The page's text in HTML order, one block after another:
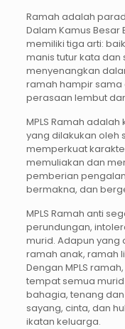
Ramah adalah
Dalam Kamus Besar
memiliki tiga arti:
manis tutur kata dan
menyenangkan
ramah hampir
perasaan lembut
MPLS Ramah
yang dilakukan oleh
memperkuat
memuliakan dan
pemberian
bermakna, dan
MPLS Ramah anti
perundungan,
murid. Adapun yang
ramah anak, ramah
Dengan MPLS
tempat semua
bahagia, tenang
sayang, cinta, dan
ikatan keluarga.